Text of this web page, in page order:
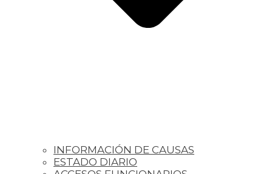
INFORMACIÓN DE CAUSAS
ESTADO DIARIO